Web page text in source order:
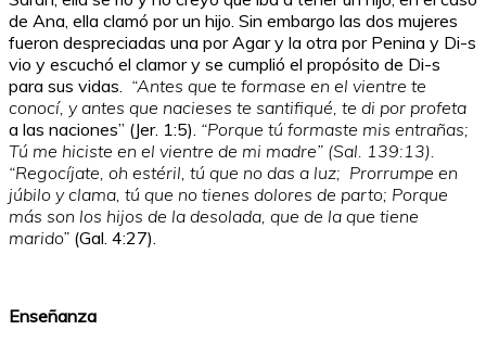
de Ana, ella clamó por un hijo. Sin embargo las dos mujeres
fueron despreciadas una por Agar y la otra por Penina y Di-s
vio y escuchó el clamor y se cumplió el propósito de Di-s
para sus vidas. “Antes que te formase en el vientre te
conocí, y antes que nacieses te santifiqué, te di por profeta
a las naciones” (Jer. 1:5). “Porque tú formaste mis entrañas;
Tú me hiciste en el vientre de mi madre” (Sal. 139:13).
“Regocíjate, oh estéril, tú que no das a luz; Prorrumpe en
júbilo y clama, tú que no tienes dolores de parto; Porque
más son los hijos de la desolada, que de la que tiene
marido” (Gal. 4:27).
Enseñanza